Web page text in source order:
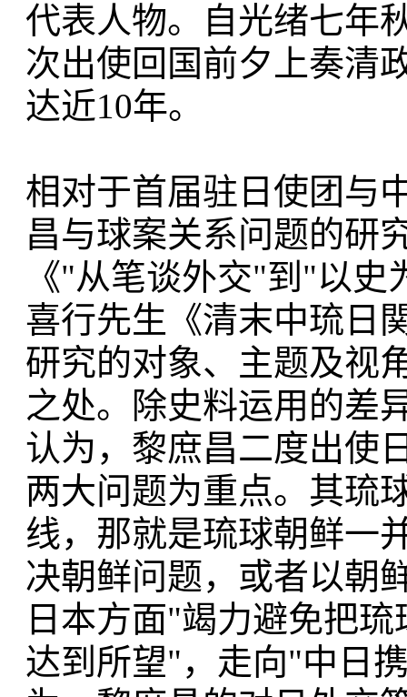
代表人物。自光绪七年
次出使回国前夕上奏清
达近10年。
相对于首届驻日使团与
昌与球案关系问题的研
《"从笔谈外交"到"以
喜行先生《清末中琉日
研究的对象、主题及视
之处。除史料运用的差
认为，黎庶昌二度出使
两大问题为重点。其琉
线，那就是琉球朝鲜一
决朝鲜问题，或者以朝
日本方面"竭力避免把
达到所望"，走向"中日